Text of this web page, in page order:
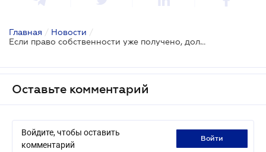
Главная / Новости /
Если право собственности уже получено, должник проценты платить не должен
Оставьте комментарий
Войдите, чтобы оставить
комментарий
войти